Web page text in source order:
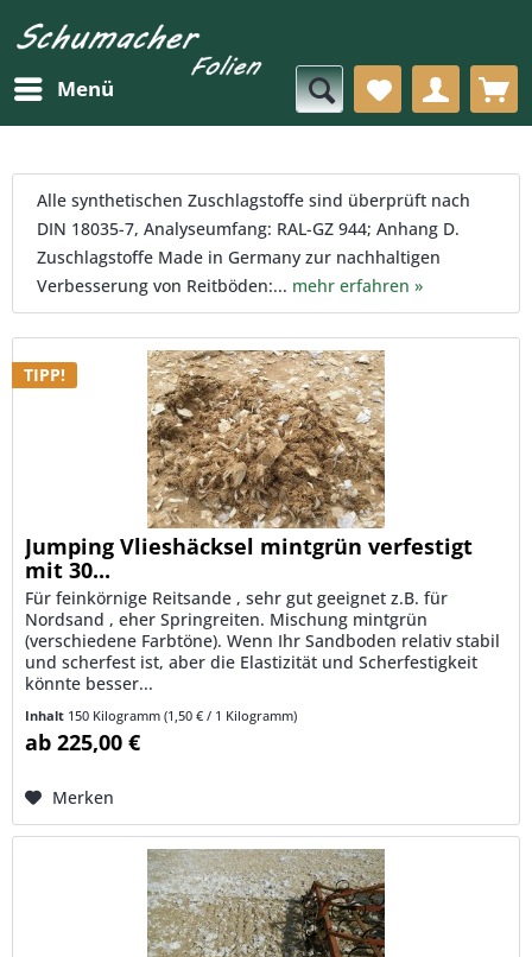
Menü
Alle synthetischen Zuschlagstoffe sind überprüft nach
DIN 18035-7, Analyseumfang: RAL-GZ 944; Anhang D.
Zuschlagstoffe Made in Germany zur nachhaltigen
Verbesserung von Reitböden:... mehr erfahren »
TIPP!
Jumping Vlieshäcksel mintgrün verfestigt
mit 30...
Für feinkörnige Reitsande , sehr gut geeignet z.B. für
Nordsand , eher Springreiten. Mischung mintgrün
(verschiedene Farbtöne). Wenn Ihr Sandboden relativ stabil
und scherfest ist, aber die Elastizität und Scherfestigkeit
könnte besser...
Inhalt 150 Kilogramm(1,50 € / 1 Kilogramm)
ab 225,00 €
Merken